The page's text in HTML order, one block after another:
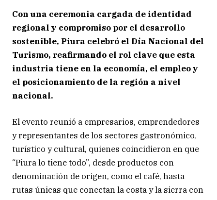
Con una ceremonia cargada de identidad
regional y compromiso por el desarrollo
sostenible, Piura celebró el Día Nacional del
Turismo, reafirmando el rol clave que esta
industria tiene en la economía, el empleo y
el posicionamiento de la región a nivel
nacional.
El evento reunió a empresarios, emprendedores
y representantes de los sectores gastronómico,
turístico y cultural, quienes coincidieron en que
“Piura lo tiene todo”, desde productos con
denominación de origen, como el café, hasta
rutas únicas que conectan la costa y la sierra con